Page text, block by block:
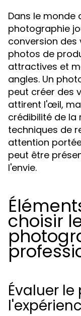
Dans le monde
photographie
conversion des
photos de
attractives et
angles. Un
peut créer des
attirent l'œil,
crédibilité de la
techniques de
attention
peut être
l'envie.
choisir
Évaluer